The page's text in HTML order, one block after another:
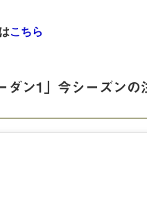
こちら
ダン1」今シーズンの